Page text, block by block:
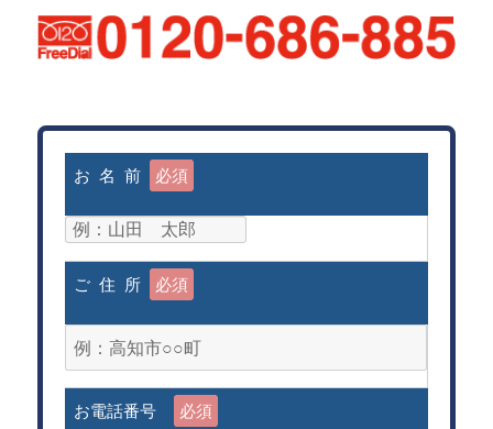
お 名 前 必須
ご 住 所 必須
お電話番号 必須